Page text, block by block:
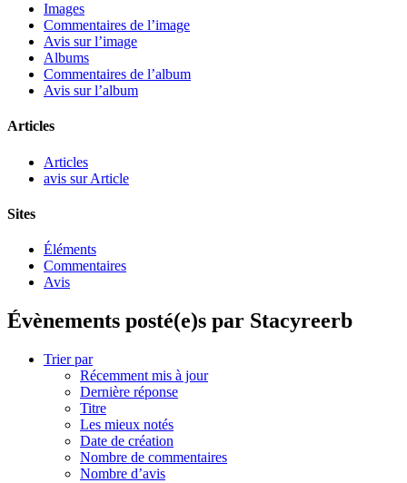
Images
Commentaires de l’image
Avis sur l’image
Albums
Commentaires de l’album
Avis sur l’album
Articles
Articles
avis sur Article
Sites
Éléments
Commentaires
Avis
Évènements posté(e)s par Stacyreerb
Trier par
Récemment mis à jour
Dernière réponse
Titre
Les mieux notés
Date de création
Nombre de commentaires
Nombre d’avis